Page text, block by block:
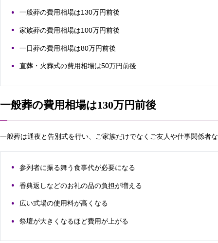
一般葬の費用相場は130万円前後
家族葬の費用相場は100万円前後
一日葬の費用相場は80万円前後
直葬・火葬式の費用相場は50万円前後
一般葬の費用相場は130万円前後
一般葬は通夜と告別式を行い、ご家族だけでなくご友人や仕事関係者
参列者に振る舞う食事代が必要になる
香典返しなどのお礼の品の負担が増える
広い式場の使用料が高くなる
祭壇が大きくなるほど費用が上がる